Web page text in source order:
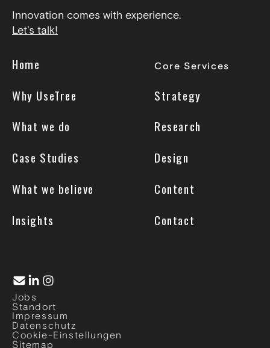
Innovation comes with experience.
Let's talk!
Home
Why UseTree
What we do
Case Studies
What we believe
Insights
Core Services
Strategy
Research
Design
Content
Contact
Jobs
Standort
Impressum
Datenschutz
Cookie-Einstellungen
Sitemap